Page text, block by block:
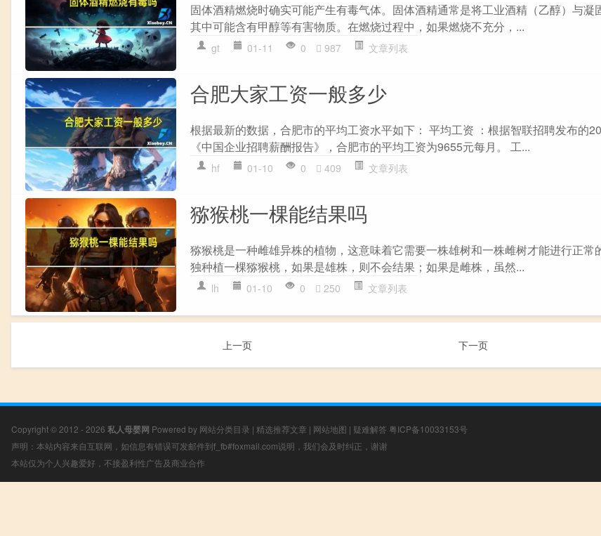
固体酒精燃烧时确实可能产生有毒气体。固体酒精通常是将工业酒精（乙醇）与凝
其中可能含有甲醇等有害物质。在燃烧过程中，如果燃烧不充分，...
gt 01-11 0 987 文章列表
合肥大家工资一般多少
根据最新的数据，合肥市的平均工资水平如下： 平均工资 ：根据智联招聘发布的
《中国企业招聘薪酬报告》，合肥市的平均工资为9655元每月。 工...
hf 01-10 0 409 文章列表
猕猴桃一棵能结果吗
猕猴桃是一种雌雄异株的植物，这意味着它需要一株雄树和一株雌树才能进行正常
独种植一棵猕猴桃，如果是雄株，则不会结果；如果是雌株，虽然...
lh 01-10 0 250 文章列表
上一页 下一页
Copyright © 2012 - 2026 私人母婴网 Powered by 网站分类目录 | 精选推荐文章 | 网站地图 | 疑难解答 粤ICP备10033153号
声明：本站内容来自互联网，如信息有错误可发邮件到f_fb#foxmail.com说明，我们会及时纠正，谢谢
本站仅为个人兴趣爱好，不接盈利性广告及商业合作